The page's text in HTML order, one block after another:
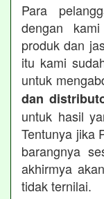
Para
dengan
produk dan
itu kami
untuk
dan
untuk hasil
Tentunya jika
barangnya
akhirmya
tidak ternilai.